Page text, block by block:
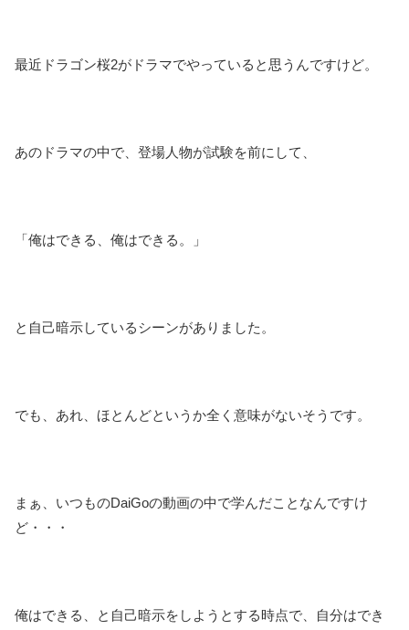
最近ドラゴン桜2がドラマでやっていると思うんですけど。
あのドラマの中で、登場人物が試験を前にして、
「俺はできる、俺はできる。」
と自己暗示しているシーンがありました。
でも、あれ、ほとんどというか全く意味がないそうです。
まぁ、いつものDaiGoの動画の中で学んだことなんですけ
ど・・・
俺はできる、と自己暗示をしようとする時点で、自分はでき